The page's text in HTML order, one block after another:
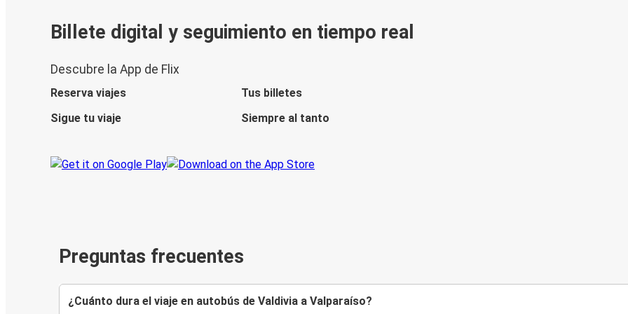
Billete digital y seguimiento en tiempo real
Descubre la App de Flix
Reserva viajes
Tus billetes
Sigue tu viaje
Siempre al tanto
Preguntas frecuentes
¿Cuánto dura el viaje en autobús de Valdivia a Valparaíso?